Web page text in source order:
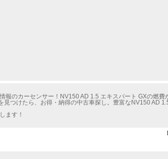
報のカーセンサー！NV150 AD 1.5 エキスパート GXの燃費
見つけたら、お得・納得の中古車探し。豊富なNV150 AD
ます！